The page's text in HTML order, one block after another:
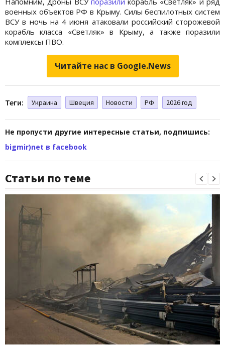
военных объектов РФ в Крыму. Силы беспилотных систем
ВСУ в ночь на 4 июня атаковали российский сторожевой
корабль класса «Светляк» в Крыму, а также поразили
комплексы ПВО.
Читайте нас в Google.News
Теги: Украина Швеция Новости РФ 2026 год
Не пропусти другие интересные статьи, подпишись:
bigmir)net в facebook
Статьи по теме